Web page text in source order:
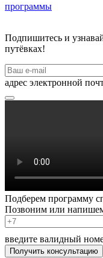
программы
Подпишитесь и
путёвках!
адрес электронной
Подберем программу
Позвоним или напишем
введите валидный
Получить консультацию